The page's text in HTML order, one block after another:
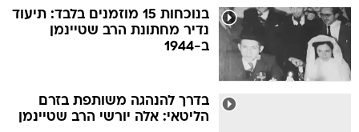
בנוכחות 15 מוזמנים בלבד: תיעוד
נדיר מחתונת הרב שטיינמן
ב-1944
בדרך להנהגה משותפת בזרם
הליטאי: אלה יורשי הרב שטיינמן